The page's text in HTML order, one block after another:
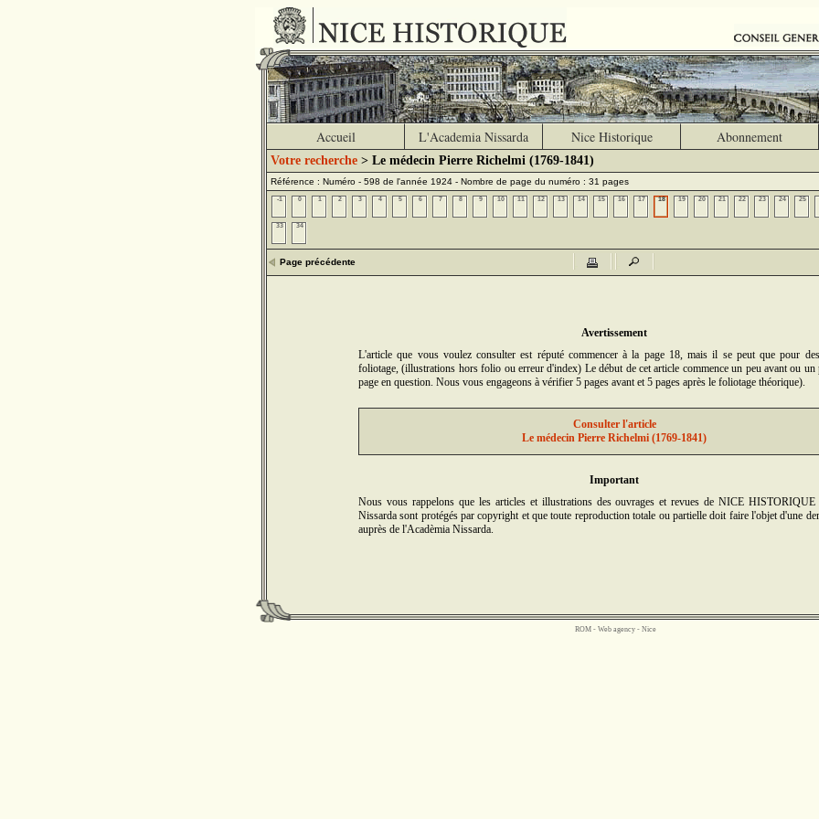
Accueil L'Academia Nissarda Nice Historique Abonnement
Votre recherche > Le médecin Pierre Richelmi (1769-1841)
Référence : Numéro - 598 de l'année 1924 - Nombre de page du numéro : 31 pages
-1 0 1 2 3 4 5 6 7 8 9 10 11 12 13 14 15 16 17 18 19 20 21 22 23 24 25
33 34
Page précédente
Avertissement
L'article que vous voulez consulter est réputé commencer à la page 18, mais il se peut que pour
foliotage, (illustrations hors folio ou erreur d'index) Le début de cet article commence un peu avant ou un
page en question. Nous vous engageons à vérifier 5 pages avant et 5 pages après le foliotage théorique).
Consulter l'article
Le médecin Pierre Richelmi (1769-1841)
Important
Nous vous rappelons que les articles et illustrations des ouvrages et revues de NICE HISTORIQUE
Nissarda sont protégés par copyright et que toute reproduction totale ou partielle doit faire l'objet d'une
auprès de l'Acadèmia Nissarda.
ROM - Web agency - Nice